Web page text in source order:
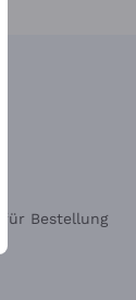
für Bestellung